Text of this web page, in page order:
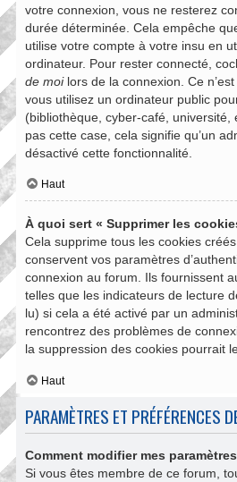
votre connexion, vous ne resterez
durée déterminée. Cela empêche
utilise votre compte à votre insu en
ordinateur. Pour rester connecté,
de moilors de la connexion. Ce
vous utilisez un ordinateur public
(bibliothèque, cyber-café, université,
pas cette case, cela signifie qu’un
désactivé cette fonctionnalité.
Haut
À quoi sert « Supprimer les
Cela supprime tous les cookies
conservent vos paramètres
connexion au forum. Ils fournissent
telles que les indicateurs de lecture
lu) si cela a été activé par un
rencontrez des problèmes de
la suppression des cookies pourrait
Haut
PARAMÈTRES ET PRÉFÉRENCES
Comment modifier mes
Si vous êtes membre de ce forum,